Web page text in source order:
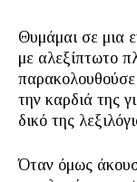
Θυμάμαι σε μια
με αλεξίπτωτο
την καρδιά της
δικό της
Όταν όμως